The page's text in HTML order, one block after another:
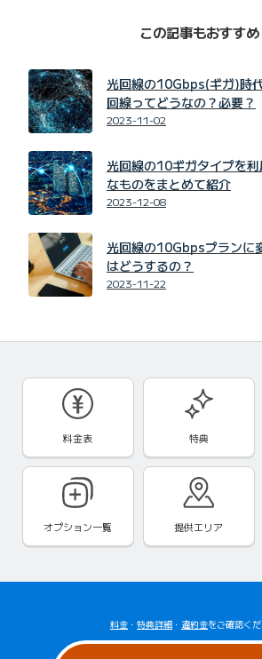
この記事もおすすめ
光回線の10Gbps(ギガ)時
回線ってどうなの？必要？
2023-11-02
光回線の10ギガタイプを
なものをまとめて紹介
2023-12-08
光回線の10Gbpsプランに
はどうするの？
2023-11-22
料金表 特典
オプション一覧 提供エリア
料金 ・ 特典詳細 ・ 違約金をご確認くだ